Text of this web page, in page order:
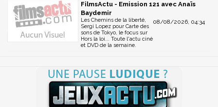
FilmsActu - Emission 121 avec Anaïs
Baydemir
08/08/2026, 04:34
Les Chemins de la liberté,
Sergi Lopez pour Carte des
sons de Tokyo, le focus sur
Hors la loi... Toute l'actu ciné
et DVD de la semaine.